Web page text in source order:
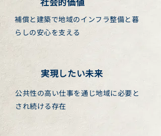
補償と建築で地域のインフラ整備と暮
らしの安心を支える
実現したい未来
公共性の高い仕事を通じ地域に必要と
され続ける存在